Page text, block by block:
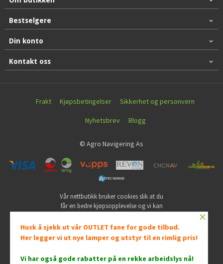
Bestselgere
Din konto
Kontakt oss
Frakt Kjøpsbetingelser Sikkerhet og personvern
Nyhetsbrev Blogg
© Agro Navigering As
Vår nettbutikk bruker cookies slik at du
får en bedre kjøpsopplevelse og vi kan
hovedsaklig til å lagre
innloggingsdetaljer og huske hva du
har puttet i handlekurven din. Fortsett å
×
Husk å sjekk ut vår OUTLET fane for gode tilbud.
Her legger vi ut nye lamper og utstyr til en rimlig pris!
Vi har også gode rabatter på en rekke arbeidslys nå!